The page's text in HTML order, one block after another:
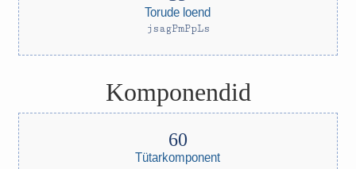
Torude loend
jsagPmPpLs
Komponendid
Tütarkomponent